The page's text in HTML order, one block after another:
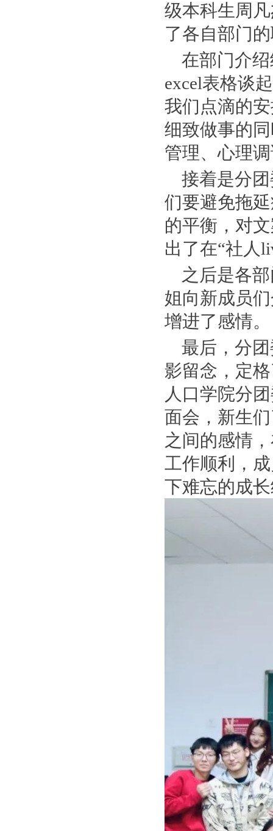
级本科生周
了各自部门
在部门介
excel表格谈
我们点滴的
细致做事的
管理、心理
接着是分
们要避免拖
的平衡，对
出了在“社人
之后是各
姐向新成员
增进了感情。
最后，分
影留念，定
人口学院分
面会，新生
之间的感情
工作顺利，
下难忘的成